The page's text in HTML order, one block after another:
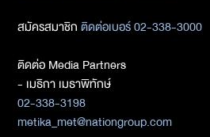
สมัครสมาชิกติดต่อเบอร์ 02-338-3000
ติดต่อ Media Partners
- เมธิกา เมธาพิทักษ์
02-338-3198
metika_met@nationgroup.com